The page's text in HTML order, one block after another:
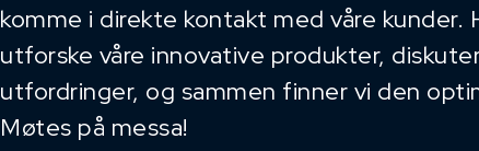
komme i direkte kontakt med våre kunder.
utforske våre innovative produkter,
utfordringer, og sammen finner vi den
Møtes på messa!